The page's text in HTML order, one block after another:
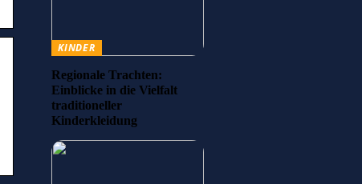
KINDER
Regionale Trachten:
Einblicke in die Vielfalt
traditioneller
Kinderkleidung